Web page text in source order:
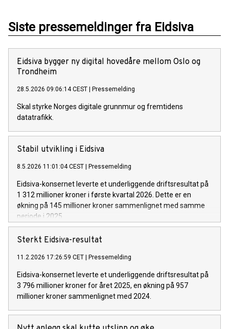
Siste pressemeldinger fra Eidsiva
Eidsiva bygger ny digital hovedåre mellom Oslo og
Trondheim
28.5.2026 09:06:14 CEST Pressemelding
Skal styrke Norges digitale grunnmur og fremtidens
datatrafikk.
Stabil utvikling i Eidsiva
8.5.2026 11:01:04 CEST Pressemelding
Eidsiva-konsernet leverte et underliggende driftsresultat på
1 312 millioner kroner i første kvartal 2026. Dette er en
økning på 145 millioner kroner sammenlignet med samme
periode i 2025.
Sterkt Eidsiva-resultat
11.2.2026 17:26:59 CET Pressemelding
Eidsiva-konsernet leverte et underliggende driftsresultat på
3 796 millioner kroner for året 2025, en økning på 957
millioner kroner sammenlignet med 2024.